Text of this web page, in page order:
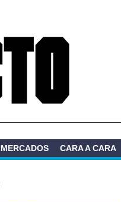
MERCADOS CARA A CARA